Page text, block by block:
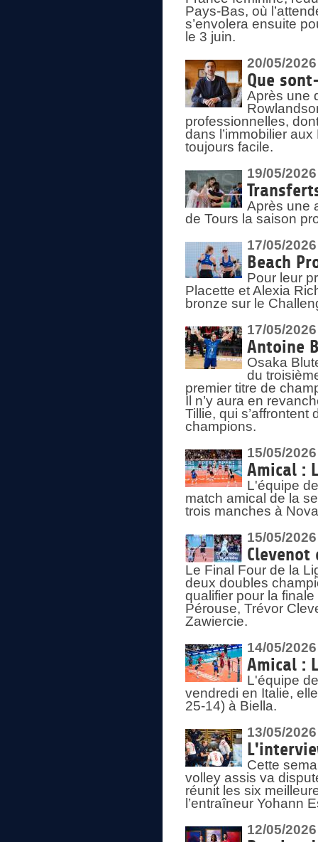
Pays-Bas, où
s’envolera ensuite
le 3 juin.
20/05/2026
Que
Après une
professionnelles,
dans l’immobilier
toujours facile.
19/05/2026
Après une
de Tours la saison
17/05/2026
Beach
Pour leur
Placette et Alexia
bronze sur le
17/05/2026
Antoine
Osaka
du
premier titre de
Il n’y aura en
Tillie, qui
champions.
15/05/2026
Amical :
L'équipe
match amical de la
trois manches à
15/05/2026
Le Final Four de la
deux doubles
qualifier pour la
Pérouse, Trévor
Zawiercie.
14/05/2026
Amical :
L'équipe
vendredi en Italie,
25-14) à Biella.
13/05/2026
Cette
volley assis va
réunit les six
l’entraîneur Yohann
12/05/2026